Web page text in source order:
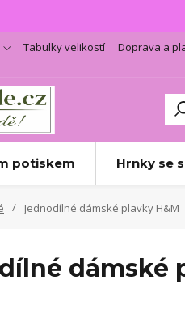
Tabulky velikostí Doprava a
potiskem Hrnky se
Jednodílné dámské plavky H&M
dámské